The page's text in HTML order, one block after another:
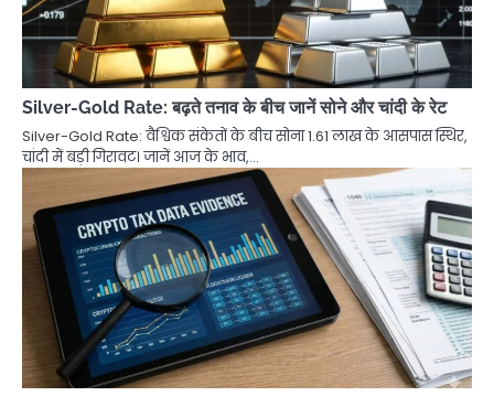
Silver-Gold Rate: बढ़ते तनाव के बीच जानें सोने और चांदी के रेट
Silver-Gold Rate: वैश्विक संकेतों के बीच सोना 1.61 लाख के आसपास स्थिर,
चांदी में बड़ी गिरावट। जानें आज के भाव,…